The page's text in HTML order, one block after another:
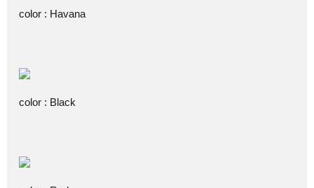
color : Havana
color : Black